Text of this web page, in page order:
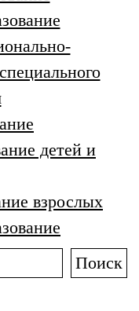
детей и
взрослых
Поиск